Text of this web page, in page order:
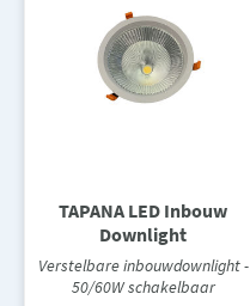
TAPANA LED Inbouw
Downlight
Verstelbare inbouwdownlight -
50/60W schakelbaar